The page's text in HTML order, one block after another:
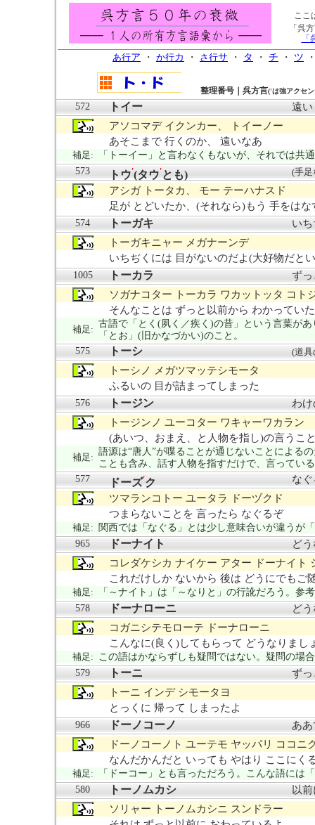
ここ
「呉
あ行ア ・ か行カ ・ さ行サ ・ タ ・ チ ・ ツ
整理番号｜呉方言('は強アクセン
572 トイー
遠い
アソコマデ イクンカー、 トイーノー
あそこまで 行くのか、 遠いなあ
補足:
「トーイー」と言わなくもないが、それでは共
573
トウ'(タウ'とも) (手足
アシガ トータカ、 モー テーハナスド
足が とどいたか、(それなら)もう 手をはな
574 トーガキ
い
トーガキニャー メガナーンデ
いちぢくには 目がないのだよ(大好物だと
1005 トーカラ
ずっ
ソガナコター トーカラ ワカットッタ コト
そんなことは ずっと以前から わかってい
補足:
古語で「とく(夙く／疾く)の昔」という言葉が
「とお」(旧かなづかい)のこと。
575
トーシ (道具
トーシノ メガツマッテシモータ
ふるいの 目が詰まってしまった
576 トージン
わ
トージンノ ユーコター ワキャーワカラン
(あいつ、おまえ、と人物を指し)の言うこ
補足:
語源は“唐人”が喋ることが通じないことによる
ことも含み、話す人物を指すだけで、言ってい
577
ドーズ'ク
なぐ
ツマランコトー ユータラ ドーヅクド
つまらないことを 言ったら なぐるぞ
補足: 関西では「なぐる」とは少し意味合いが違うが
965
ドーナイト
ど
コレダケシカ ナイケー アター ドーナイト
これだけしか ないから 後は どうにでもご
補足:
「～ナイト」は「～なりと」の行訛だろう。参
578
ドーナローニ
ど
コガニシテモローテ ドーナローニ
こんなに(良く)してもらって どうなりまし
補足:
この語はかならずしも疑問ではない。疑問の場
579
トーニ
ずっ
トーニ インデ シモータヨ
とっくに 帰って しまったよ
966 ドーノコーノ
あ
ドーノコーノト ユーテモ ヤッパリ ココニ
なんだかんだと いっても やはり ここにく
補足:
「ドーコー」とも言っただろう。こんな語には
580
トーノムカシ
以
ソリャー トーノムカシニ スンドラー